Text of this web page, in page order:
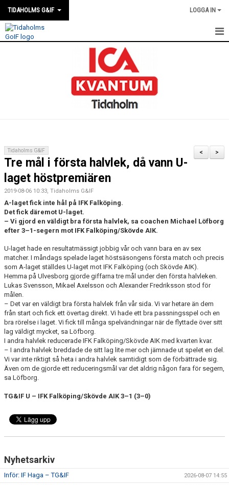
TIDAHOLMS G&IF LOGGA IN
FÖRENINGEN
SOUVENIRER
GAMLA GIFFS TORSDAGSTRÄFFAR
MATCHER
CUPER ARBETSBESKRIVNING
PLANSCHEMA
>
<
Tidaholms G&IF
Tre mål i första halvlek, då vann U-
laget höstpremiären
2019-08-06 10:33, Tidaholms G&IF
A-laget fick inte hål på IFK Falköping.
Det fick däremot U-laget.
– Vi gjord en väldigt bra första halvlek, sa coachen Michael Löfborg
efter 3–1-segern mot IFK Falköping/Skövde AIK.
U-laget hade en resultatmässigt jobbig vår och vann bara en av sex
matcher. I måndags spelade laget höstsäsongens första match och precis
som A-laget ställdes U-laget mot IFK Falköping (och Skövde AIK).
Hemma på Ulvesborg gjorde giffarna tre mål under den första halvleken.
Lukas Svensson, Mikael Axelsson och Alexander Fredriksson stod för
målen.
– Det var en väldigt bra första halvlek från vår sida. Vi var hetare än dem
från start och fick ett övertag direkt. Vi hade ett bra passningsspel och en
bra rörelse i laget. Vi fick till många spelvändningar när de flyttade över sitt
lag väldigt mycket, sa Löfborg.
I andra halvlek reducerade IFK Falköping/Skövde AIK med kvarten kvar.
– I andra halvlek breddade de sitt lag lite mer och jämnade ut spelet en del.
Vi var inte riktigt så heta i andra halvlek samtidigt som de förbättrade sig.
Även om de gjorde ett reduceringsmål var det aldrig någon fara för segern,
sa Löfborg.
TG&IF U – IFK Falköping/Skövde AIK 3–1 (3–0)
Nyhetsarkiv
Inför: IF Haga – TG&IF 2026-08-07 14:55